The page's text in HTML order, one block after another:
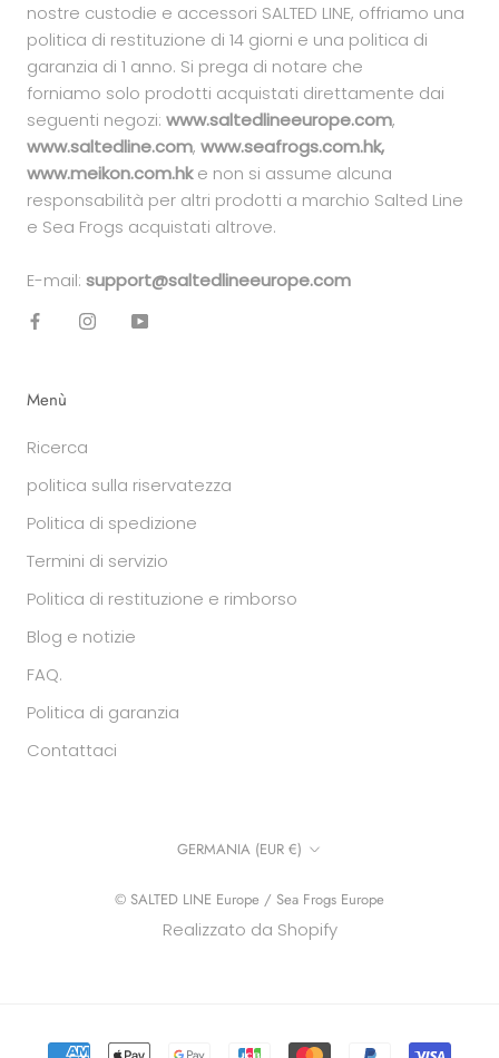
nostre custodie e accessori SALTED LINE, offriamo una
politica di restituzione di 14 giorni e una politica di
garanzia di 1 anno. Si prega di notare che
forniamo solo prodotti acquistati direttamente dai
seguenti negozi: www.saltedlineeurope.com,
www.saltedline.com, www.seafrogs.com.hk,
www.meikon.com.hke non si assume alcuna
responsabilità per altri prodotti a marchio Salted Line
e Sea Frogs acquistati altrove.
E-mail: support@saltedlineeurope.com
Menù
Ricerca
politica sulla riservatezza
Politica di spedizione
Termini di servizio
Politica di restituzione e rimborso
Blog e notizie
FAQ.
Politica di garanzia
Contattaci
Paese/regione
GERMANIA (EUR €)
© SALTED LINE Europe / Sea Frogs Europe
Realizzato da Shopify